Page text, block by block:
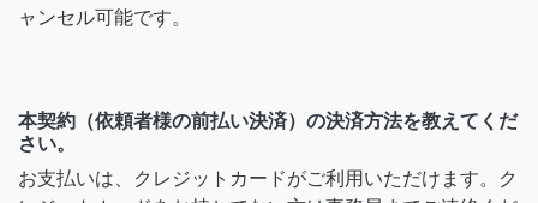
ャンセル可能です。
本契約（依頼者様の前払い決済）の決済方法を教えてくだ
さい。
お支払いは、クレジットカードがご利用いただけます。ク